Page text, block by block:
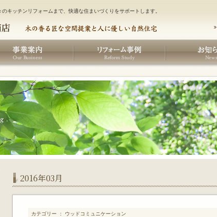
キッチンリフォームまで、快適な住まいづくりをサポートします。
2016年03月
カテゴリー ： ウッドコミュニケーション